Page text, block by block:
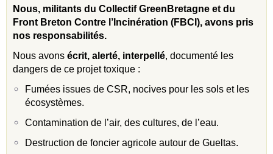
Nous, militants du Collectif GreenBretagne et du
Front Breton Contre l’Incinération (FBCI), avons pris
nos responsabilités.
Nous avons écrit, alerté, interpellé, documenté les
dangers de ce projet toxique :
Fumées issues de CSR, nocives pour les sols et les
écosystèmes.
Contamination de l’air, des cultures, de l’eau.
Destruction de foncier agricole autour de Gueltas.